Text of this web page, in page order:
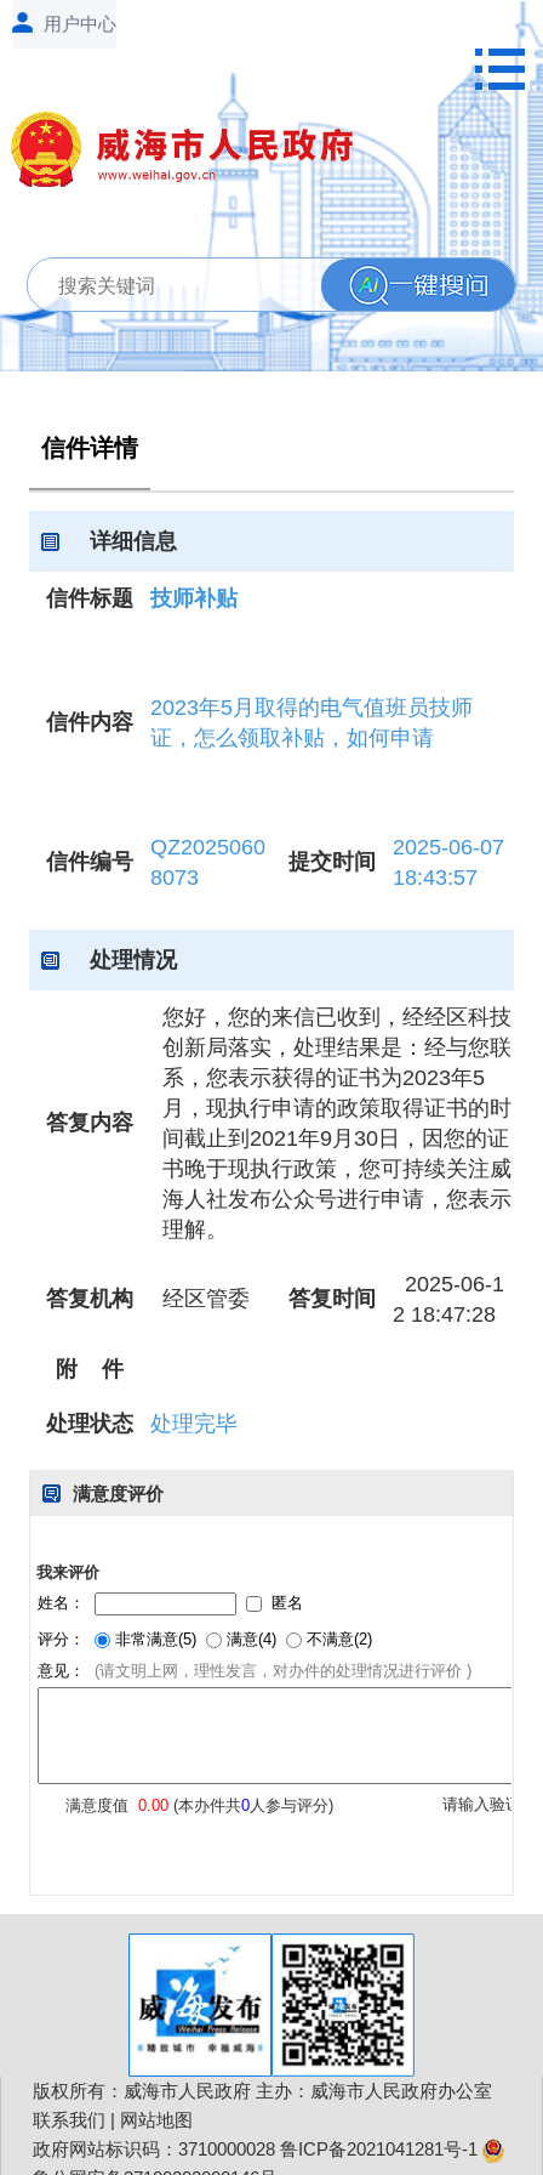
信件详情
详细信息
信件标题 技师补贴
信件内容
2023年5月取得的电气值班员技师
证，怎么领取补贴，如何申请
信件编号
QZ2025060
8073
提交时间
2025-06-07
18:43:57
处理情况
答复内容
您好，您的来信已收到，经经区科技
创新局落实，处理结果是：经与您联
系，您表示获得的证书为2023年5
月，现执行申请的政策取得证书的时
间截止到2021年9月30日，因您的证
书晚于现执行政策，您可持续关注威
海人社发布公众号进行申请，您表示
理解。
答复机构 经区管委 答复时间
2025-06-1
2 18:47:28
附 件
处理状态 处理完毕
满意度评价
版权所有：威海市人民政府 主办：威海市人民政府办公室
联系我们 | 网站地图
政府网站标识码：3710000028 鲁ICP备2021041281号-1